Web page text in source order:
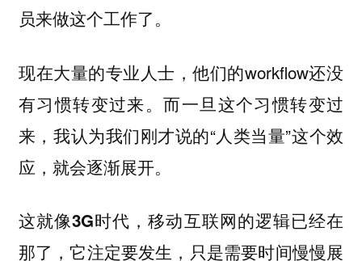
员来做这个工作了。
现在大量的专业人士，他们的workflow还没
有习惯转变过来。而一旦这个习惯转变过
来，我认为我们刚才说的“人类当量”这个效
应，就会逐渐展开。
这就像3G时代，移动互联网的逻辑已经在
那了，它注定要发生，只是需要时间慢慢展